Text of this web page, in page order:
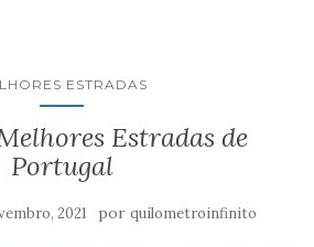
ESTRADAS
Estradas de
Portugal
2021 por quilometroinfinito